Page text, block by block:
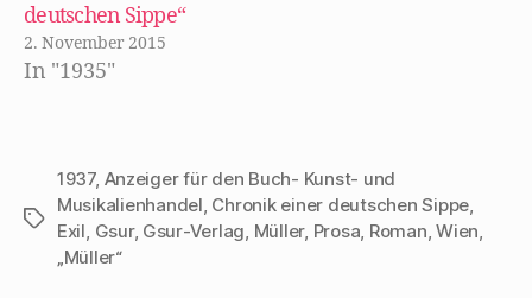
deutschen Sippe“
2. November 2015
In "1935"
Schlagwörter
1937, Anzeiger für den Buch- Kunst- und
Musikalienhandel, Chronik einer deutschen Sippe,
Exil, Gsur, Gsur-Verlag, Müller, Prosa, Roman,Wien,
„Müller“